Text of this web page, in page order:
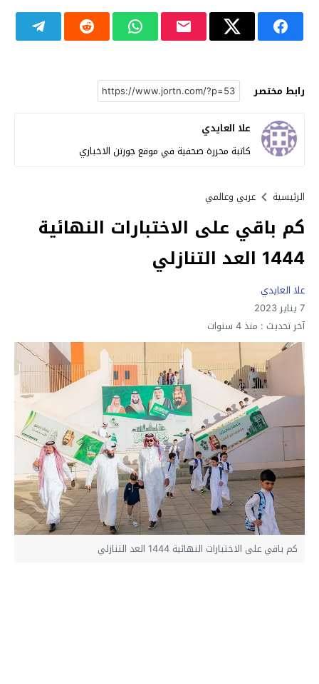
رابط مختصر
علا العايدي
كاتبة محررة صحفية في موقع جورتن الاخباري
الرئيسية عربي وعالمي
كم باقي على الاختبارات النهائية
1444 العد التنازلي
علا العايدي
7 يناير 2023
آخر تحديث : منذ 4 سنوات
كم باقي على الاختبارات النهائية 1444 العد التنازلي